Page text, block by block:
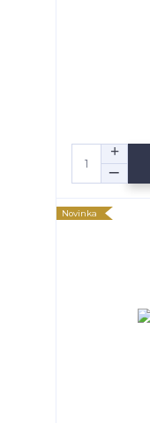
Novinka